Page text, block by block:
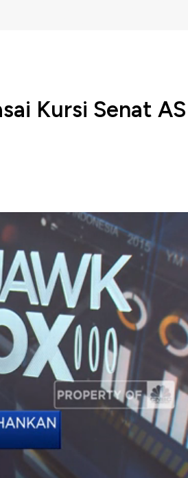
Kursi Senat AS
kendali atas Senat Amerika
kemenangan Partai
(Senin,14/11/2022) berikut ini.